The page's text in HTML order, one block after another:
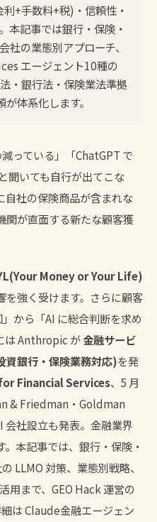
+手数料+税)・信頼性・
本記事では銀行・保険・
社の業態別アプローチ、
エージェント10種の
・銀行法・保険業法準拠
体系化します。
っている」「ChatGPT で
聞いても自行が出てこな
社の保険商品が含まれな
が直面する新たな顧客獲
Money or Your Life)
を強く受けます。さらに顧客
から「AI に総合判断を求め
は Anthropic が金融サービ
資銀行・保険業務対応)を発
Financial Services、5 月
& Friedman・Goldman
会社設立も発表。金融業界
本記事では、銀行・保険・
LLMO 対策、業態別戦略、
まで、GEO Hack 運営の
はClaude金融エージェン